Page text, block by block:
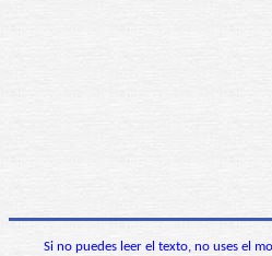
Si no puedes leer el texto, no uses el